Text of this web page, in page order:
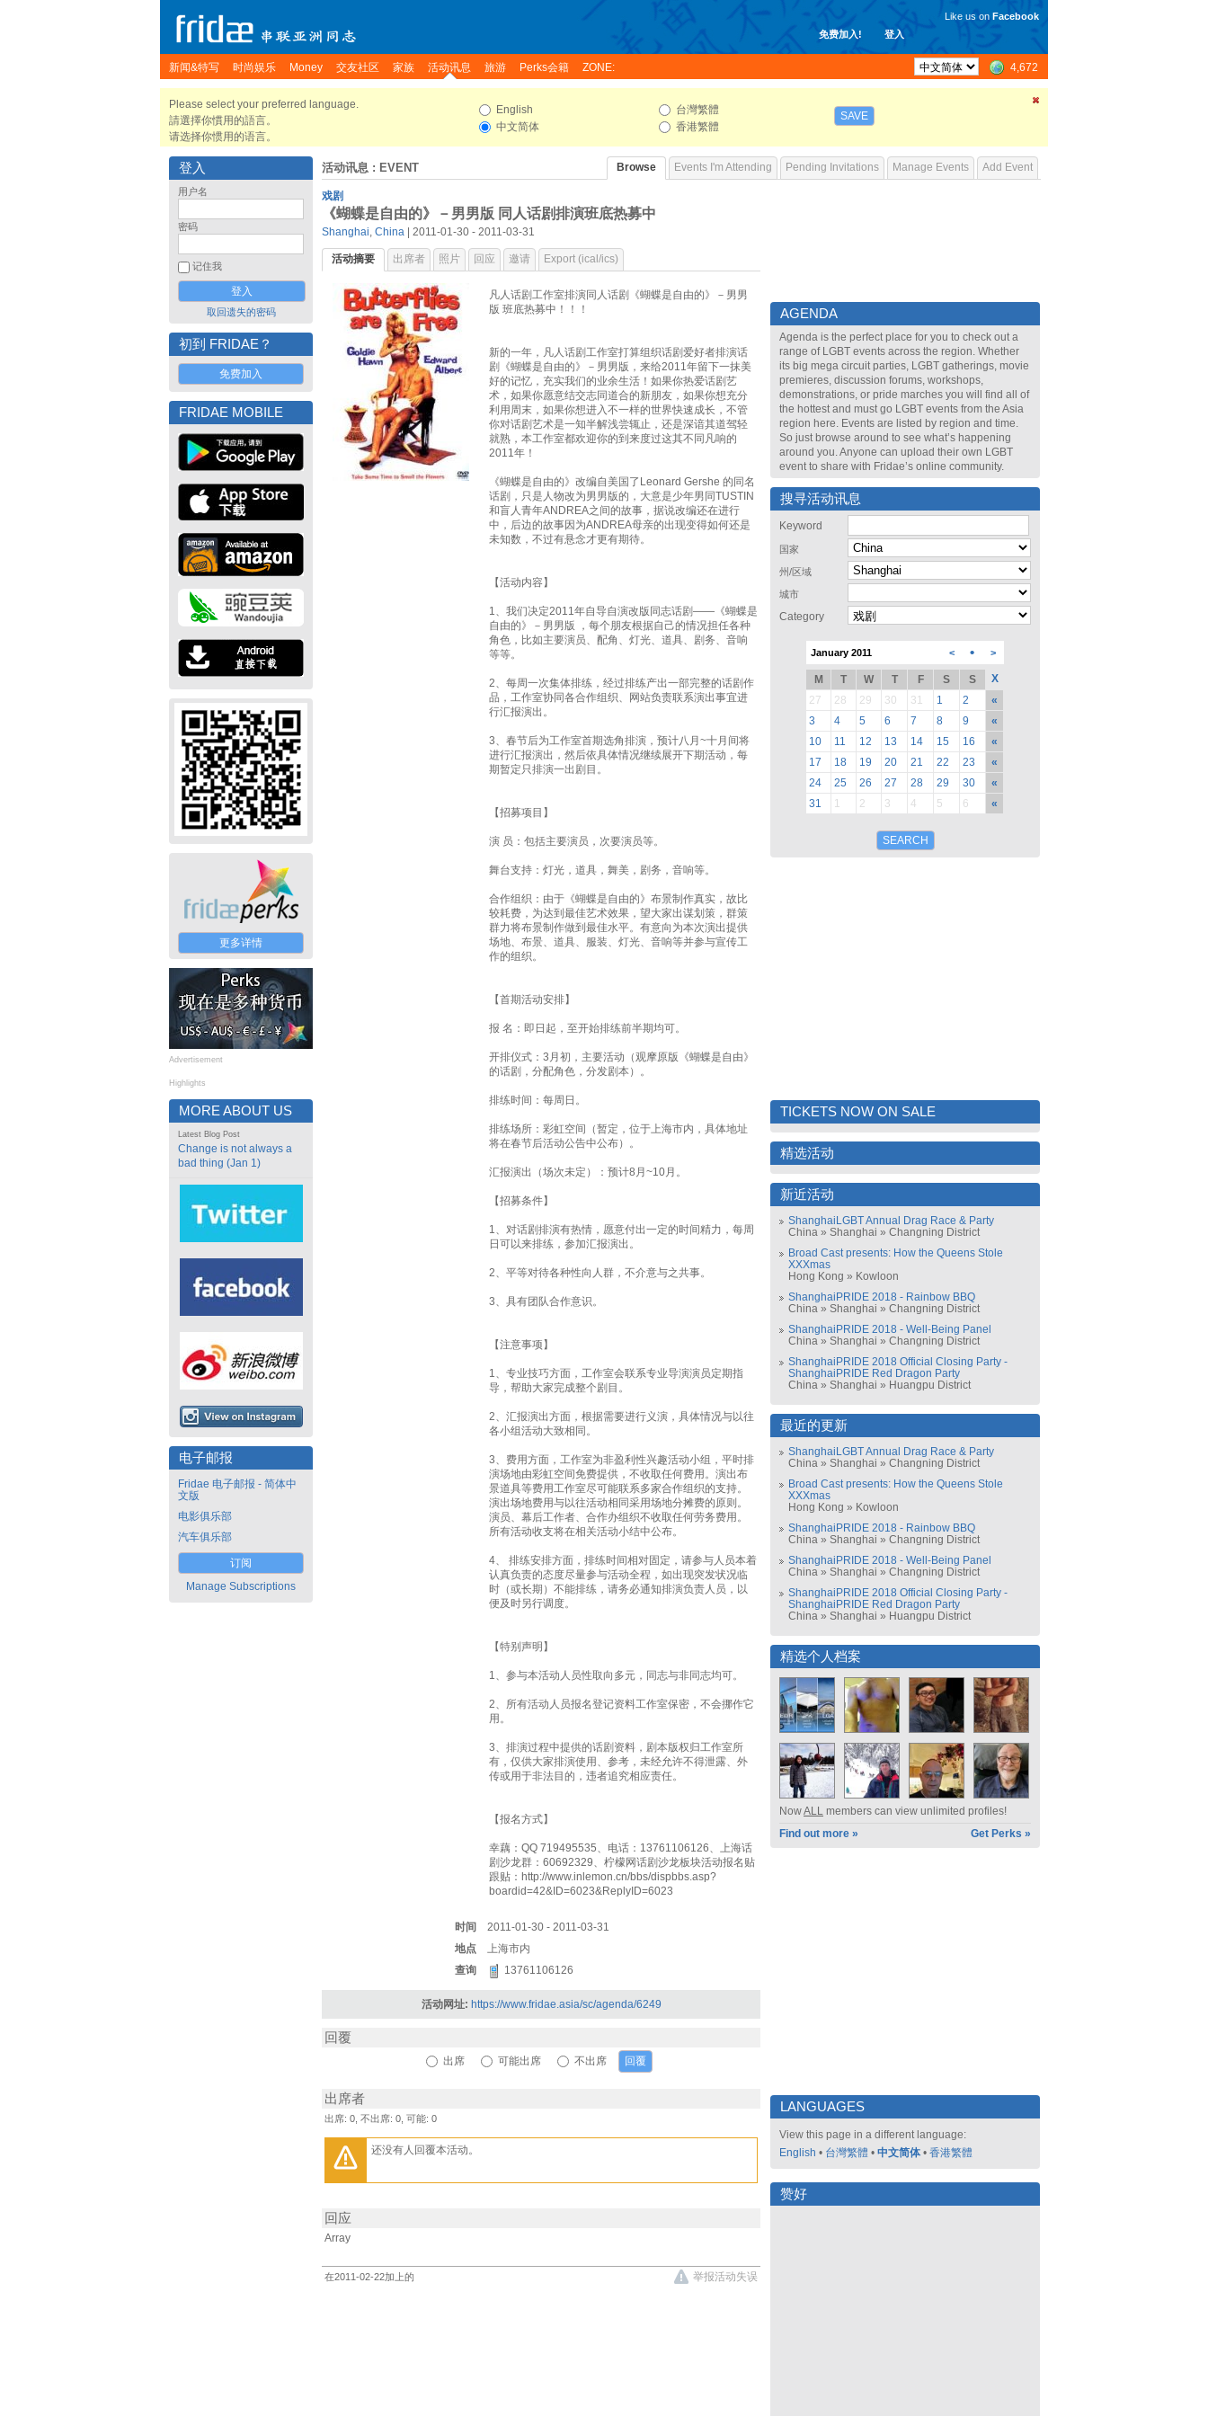
免费加入! 登入
Like us on Facebook
新闻&特写 时尚娱乐 Money 交友社区 家族 活动讯息 旅游 Perks会籍 ZONE: 4,672
Please select your preferred language.
請選擇你慣用的語言。
请选择你惯用的语言。
English
中文简体
台灣繁體
香港繁體
SAVE
登入
用户名
密码
记住我
取回遗失的密码
初到 FRIDAE？
免费加入
FRIDAE MOBILE
更多详情
Advertisement
Highlights
MORE ABOUT US
Latest Blog Post
Change is not always a
bad thing (Jan 1)
电子邮报
Fridae 电子邮报 - 简体中
文版
电影俱乐部
汽车俱乐部
订阅
Manage Subscriptions
活动讯息 : EVENT Browse Events I'm Attending Pending Invitations Manage Events Add Event
戏剧
《蝴蝶是自由的》－男男版 同人话剧排演班底热募中
Shanghai, China | 2011-01-30 - 2011-03-31
活动摘要 出席者 照片 回应 邀请 Export (ical/ics)
凡人话剧工作室排演同人话剧《蝴蝶是自由的》－男男
版 班底热募中！！！
新的一年，凡人话剧工作室打算组织话剧爱好者排演话
剧《蝴蝶是自由的》－男男版，来给2011年留下一抹美
好的记忆，充实我们的业余生活！如果你热爱话剧艺
术，如果你愿意结交志同道合的新朋友，如果你想充分
利用周末，如果你想进入不一样的世界快速成长，不管
你对话剧艺术是一知半解浅尝辄止，还是深谙其道驾轻
就熟，本工作室都欢迎你的到来度过这其不同凡响的
2011年！
《蝴蝶是自由的》改编自美国了Leonard Gershe 的同名
话剧，只是人物改为男男版的，大意是少年男同TUSTIN
和盲人青年ANDREA之间的故事，据说改编还在进行
中，后边的故事因为ANDREA母亲的出现变得如何还是
未知数，不过有悬念才更有期待。
【活动内容】
1、我们决定2011年自导自演改版同志话剧——《蝴蝶是
自由的》－男男版 ，每个朋友根据自己的情况担任各种
角色，比如主要演员、配角、灯光、道具、剧务、音响
等等。
2、每周一次集体排练，经过排练产出一部完整的话剧作
品，工作室协同各合作组织、网站负责联系演出事宜进
行汇报演出。
3、春节后为工作室首期选角排演，预计八月~十月间将
进行汇报演出，然后依具体情况继续展开下期活动，每
期暂定只排演一出剧目。
【招募项目】
演 员：包括主要演员，次要演员等。
舞台支持：灯光，道具，舞美，剧务，音响等。
合作组织：由于《蝴蝶是自由的》布景制作真实，故比
较耗费，为达到最佳艺术效果，望大家出谋划策，群策
群力将布景制作做到最佳水平。有意向为本次演出提供
场地、布景、道具、服装、灯光、音响等并参与宣传工
作的组织。
【首期活动安排】
报 名：即日起，至开始排练前半期均可。
开排仪式：3月初，主要活动（观摩原版《蝴蝶是自由》
的话剧，分配角色，分发剧本）。
排练时间：每周日。
排练场所：彩虹空间（暂定，位于上海市内，具体地址
将在春节后活动公告中公布）。
汇报演出（场次未定）：预计8月~10月。
【招募条件】
1、对话剧排演有热情，愿意付出一定的时间精力，每周
日可以来排练，参加汇报演出。
2、平等对待各种性向人群，不介意与之共事。
3、具有团队合作意识。
【注意事项】
1、专业技巧方面，工作室会联系专业导演演员定期指
导，帮助大家完成整个剧目。
2、汇报演出方面，根据需要进行义演，具体情况与以往
各小组活动大致相同。
3、费用方面，工作室为非盈利性兴趣活动小组，平时排
演场地由彩虹空间免费提供，不收取任何费用。演出布
景道具等费用工作室尽可能联系多家合作组织的支持。
演出场地费用与以往活动相同采用场地分摊费的原则。
演员、幕后工作者、合作办组织不收取任何劳务费用。
所有活动收支将在相关活动小结中公布。
4、 排练安排方面，排练时间相对固定，请参与人员本着
认真负责的态度尽量参与活动全程，如出现突发状况临
时（或长期）不能排练，请务必通知排演负责人员，以
便及时另行调度。
【特别声明】
1、参与本活动人员性取向多元，同志与非同志均可。
2、所有活动人员报名登记资料工作室保密，不会挪作它
用。
3、排演过程中提供的话剧资料，剧本版权归工作室所
有，仅供大家排演使用、参考，未经允许不得泄露、外
传或用于非法目的，违者追究相应责任。
【报名方式】
幸藕：QQ 719495535、电话：13761106126、上海话
剧沙龙群：60692329、柠檬网话剧沙龙板块活动报名贴
跟贴：http://www.inlemon.cn/bbs/dispbbs.asp?
boardid=42&ID=6023&ReplyID=6023
时间
2011-01-30 - 2011-03-31
地点
上海市内
查询
13761106126
活动网址: https://www.fridae.asia/sc/agenda/6249
回覆
出席 可能出席 不出席
出席者
出席: 0, 不出席: 0, 可能: 0
还没有人回覆本活动。
回应
Array
在2011-02-22加上的 举报活动失误
AGENDA
Agenda is the perfect place for you to check out a
range of LGBT events across the region. Whether
its big mega circuit parties, LGBT gatherings, movie
premieres, discussion forums, workshops,
demonstrations, or pride marches you will find all of
the hottest and must go LGBT events from the Asia
region here. Events are listed by region and time.
So just browse around to see what’s happening
around you. Anyone can upload their own LGBT
event to share with Fridae’s online community.
搜寻活动讯息
Keyword
国家
州/区域
城市
Category
January 2011 < • >
M T W T F S S
X
27
28 29 30 31 1 2
«
3
4 5 6 7 8 9
«
10
11 12 13 14 15 16
«
17
18 19 20 21 22 23
«
24
25 26 27 28 29 30
«
31
1 2 3 4 5 6 «
TICKETS NOW ON SALE
精选活动
新近活动
ShanghaiLGBT Annual Drag Race & Party
China » Shanghai » Changning District
Broad Cast presents: How the Queens Stole
XXXmas
Hong Kong » Kowloon
ShanghaiPRIDE 2018 - Rainbow BBQ
China » Shanghai » Changning District
ShanghaiPRIDE 2018 - Well-Being Panel
China » Shanghai » Changning District
ShanghaiPRIDE 2018 Official Closing Party -
ShanghaiPRIDE Red Dragon Party
China » Shanghai » Huangpu District
最近的更新
ShanghaiLGBT Annual Drag Race & Party
China » Shanghai » Changning District
Broad Cast presents: How the Queens Stole
XXXmas
Hong Kong » Kowloon
ShanghaiPRIDE 2018 - Rainbow BBQ
China » Shanghai » Changning District
ShanghaiPRIDE 2018 - Well-Being Panel
China » Shanghai » Changning District
ShanghaiPRIDE 2018 Official Closing Party -
ShanghaiPRIDE Red Dragon Party
China » Shanghai » Huangpu District
精选个人档案
NowALL members can view unlimited profiles!
Find out more »
Get Perks »
LANGUAGES
View this page in a different language:
English • 台灣繁體 • 中文简体 • 香港繁體
赞好